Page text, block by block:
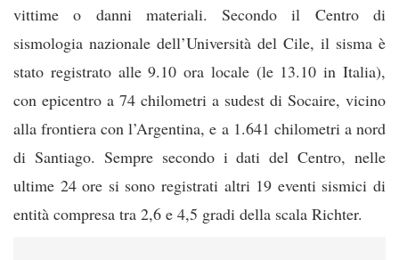
vittime o danni materiali. Secondo il Centro di
sismologia nazionale dell’Università del Cile, il sisma è
stato registrato alle 9.10 ora locale (le 13.10 in Italia),
con epicentro a 74 chilometri a sudest di Socaire, vicino
alla frontiera con l’Argentina, e a 1.641 chilometri a nord
di Santiago. Sempre secondo i dati del Centro, nelle
ultime 24 ore si sono registrati altri 19 eventi sismici di
entità compresa tra 2,6 e 4,5 gradi della scala Richter.